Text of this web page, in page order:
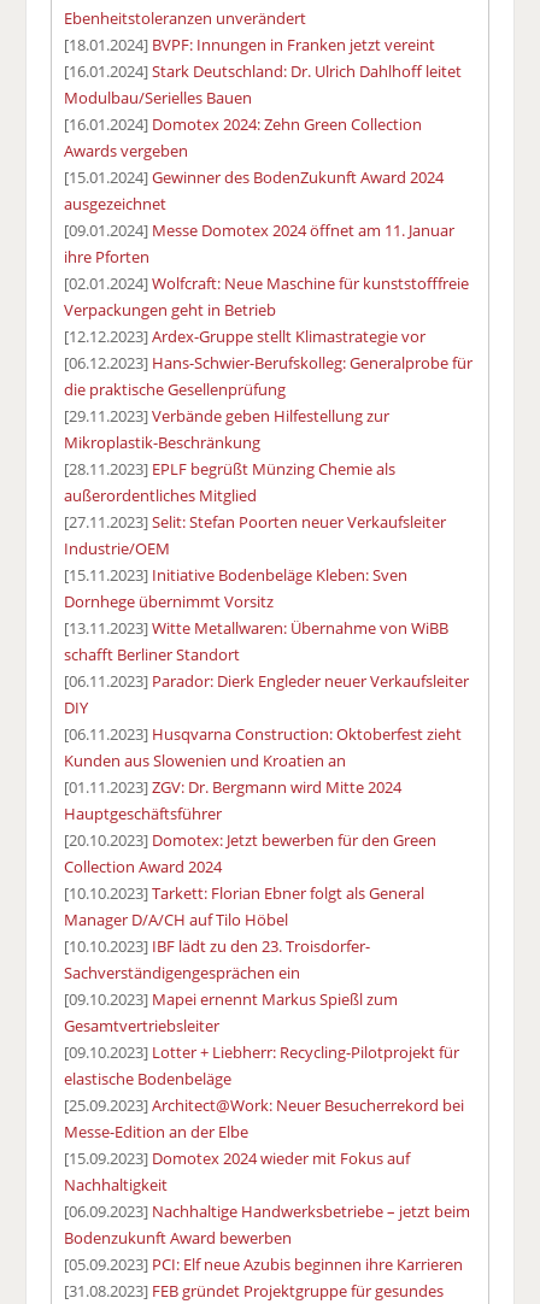
Ebenheitstoleranzen unverändert
[18.01.2024] BVPF: Innungen in Franken jetzt vereint
[16.01.2024]Stark Deutschland: Dr. Ulrich Dahlhoff leitet
Modulbau/Serielles Bauen
[16.01.2024] Domotex 2024: Zehn Green Collection
Awards vergeben
[15.01.2024]Gewinner des BodenZukunft Award 2024
ausgezeichnet
[09.01.2024] Messe Domotex 2024 öffnet am 11. Januar
ihre Pforten
[02.01.2024]Wolfcraft: Neue Maschine für kunststofffreie
Verpackungen geht in Betrieb
[12.12.2023]Ardex-Gruppe stellt Klimastrategie vor
[06.12.2023] Hans-Schwier-Berufskolleg: Generalprobe für
die praktische Gesellenprüfung
[29.11.2023]Verbände geben Hilfestellung zur
Mikroplastik-Beschränkung
[28.11.2023] EPLF begrüßt Münzing Chemie als
außerordentliches Mitglied
[27.11.2023]Selit: Stefan Poorten neuer Verkaufsleiter
Industrie/OEM
[15.11.2023] Initiative Bodenbeläge Kleben: Sven
Dornhege übernimmt Vorsitz
[13.11.2023]Witte Metallwaren: Übernahme von WiBB
schafft Berliner Standort
[06.11.2023] Parador: Dierk Engleder neuer Verkaufsleiter
DIY
[06.11.2023] Husqvarna Construction: Oktoberfest zieht
Kunden aus Slowenien und Kroatien an
[01.11.2023]ZGV: Dr. Bergmann wird Mitte 2024
Hauptgeschäftsführer
[20.10.2023] Domotex: Jetzt bewerben für den Green
Collection Award 2024
[10.10.2023]Tarkett: Florian Ebner folgt als General
Manager D/A/CH auf Tilo Höbel
[10.10.2023] IBF lädt zu den 23. Troisdorfer-
Sachverständigengesprächen ein
[09.10.2023] Mapei ernennt Markus Spießl zum
Gesamtvertriebsleiter
[09.10.2023] Lotter + Liebherr: Recycling-Pilotprojekt für
elastische Bodenbeläge
[25.09.2023]Architect@Work: Neuer Besucherrekord bei
Messe-Edition an der Elbe
[15.09.2023] Domotex 2024 wieder mit Fokus auf
Nachhaltigkeit
[06.09.2023] Nachhaltige Handwerksbetriebe – jetzt beim
Bodenzukunft Award bewerben
[05.09.2023] PCI: Elf neue Azubis beginnen ihre Karrieren
[31.08.2023] FEB gründet Projektgruppe für gesundes